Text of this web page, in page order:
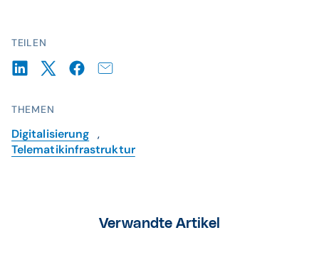
TEILEN
THEMEN
Digitalisierung ,
Telematikinfrastruktur
Verwandte Artikel